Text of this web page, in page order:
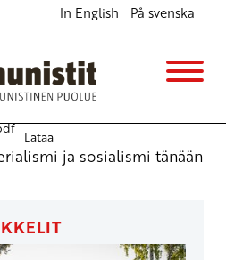
In English På svenska
sosialismiin ja miten?
Lataa
ja sosialismi tänään